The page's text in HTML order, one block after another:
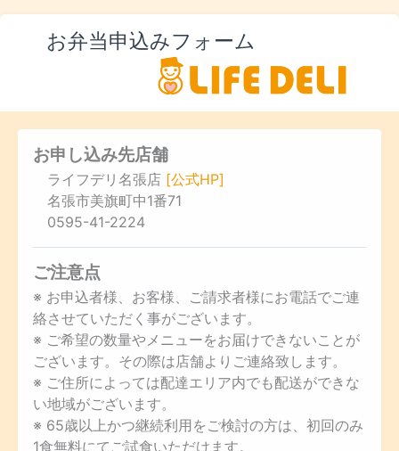
お弁当申込みフォーム
お申し込み先店舗
ライフデリ名張店 [公式HP]
名張市美旗町中1番71
0595-41-2224
ご注意点
※ お申込者様、お客様、ご請求者様にお電話でご連
絡させていただく事がございます。
※ ご希望の数量やメニューをお届けできないことが
ございます。その際は店舗よりご連絡致します。
※ ご住所によっては配達エリア内でも配送ができな
い地域がございます。
※ 65歳以上かつ継続利用をご検討の方は、初回のみ
1食無料にてご試食いただけます。